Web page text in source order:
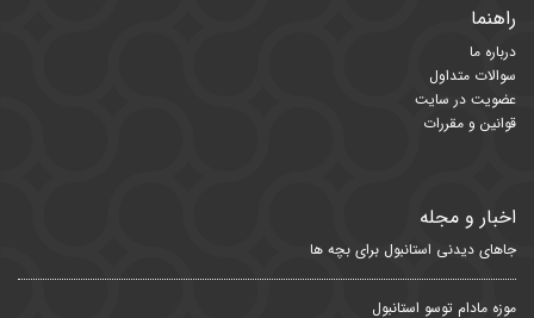
راهنما
درباره ما
سوالات متداول
عضویت در سایت
قوانین و مقررات
اخبار و مجله
جاهای دیدنی استانبول برای بچه ها
موزه مادام توسو استانبول